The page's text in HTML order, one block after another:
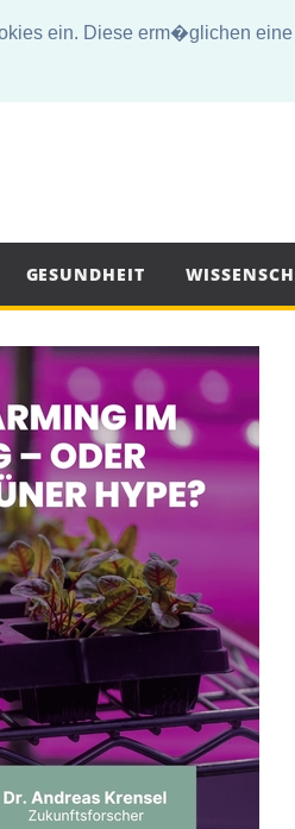
ein. Diese erm�glichen
GESUNDHEIT